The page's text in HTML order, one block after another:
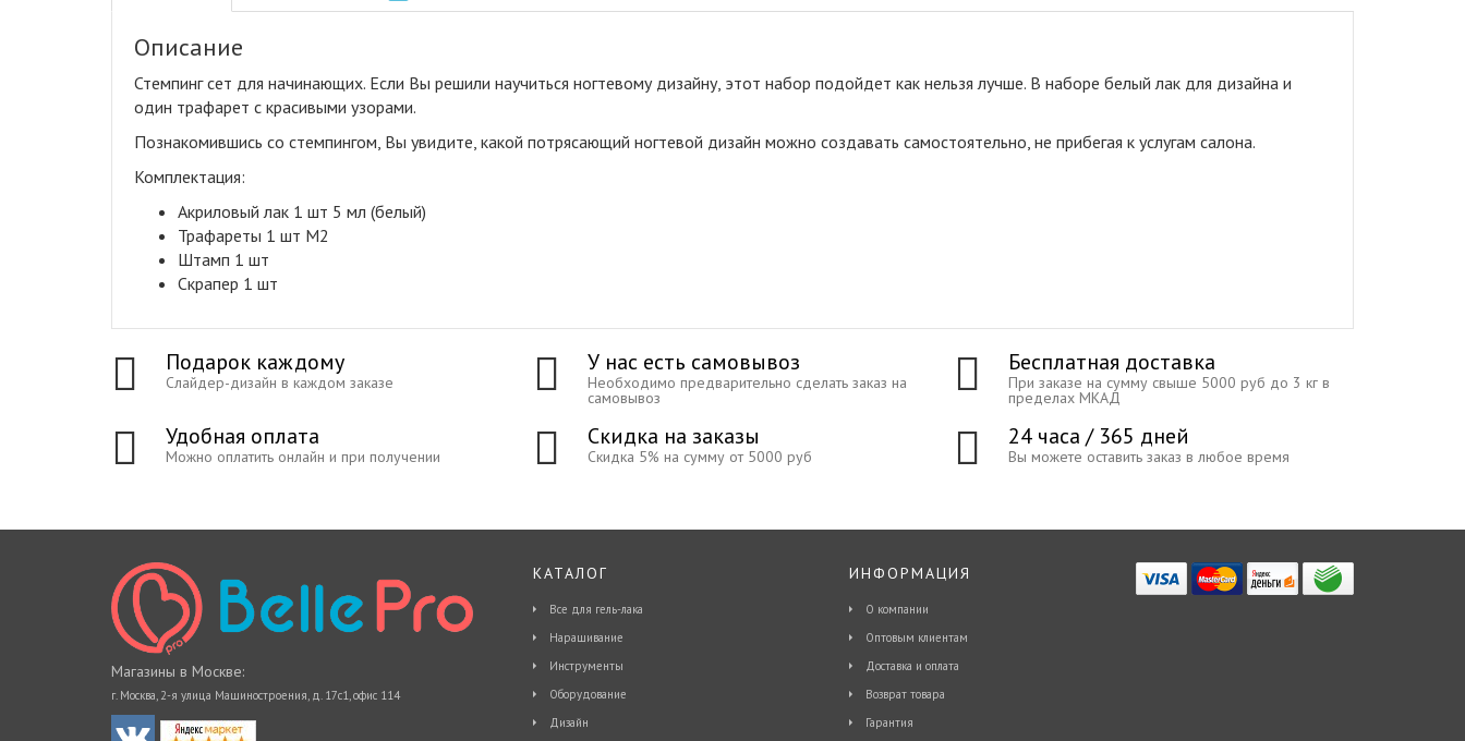
Описание
Стемпинг сет для начинающих. Если Вы решили научиться ногтевому дизайну, этот набор подойдет как нельзя лучше. В наборе белый лак для дизайна и
один трафарет с красивыми узорами.
Познакомившись со стемпингом, Вы увидите, какой потрясающий ногтевой дизайн можно создавать самостоятельно, не прибегая к услугам салона.
Комплектация:
Акриловый лак 1 шт 5 мл (белый)
Трафареты 1 шт М2
Штамп 1 шт
Скрапер 1 шт
Подарок каждому
Слайдер-дизайн в каждом заказе
У нас есть самовывоз
Необходимо предварительно сделать заказ на
самовывоз
Бесплатная доставка
При заказе на сумму свыше 5000 руб до 3 кг в
пределах МКАД
Удобная оплата
Можно оплатить онлайн и при получении
Скидка на заказы
Скидка 5% на сумму от 5000 руб
24 часа / 365 дней
Вы можете оставить заказ в любое время
Магазины в Москве:
г. Москва, 2-я улица Машиностроения, д. 17с1, офис 114
КАТАЛОГ
Все для гель-лака
Наращивание
Инструменты
Оборудование
Дизайн
ИНФОРМАЦИЯ
О компании
Оптовым клиентам
Доставка и оплата
Возврат товара
Гарантия